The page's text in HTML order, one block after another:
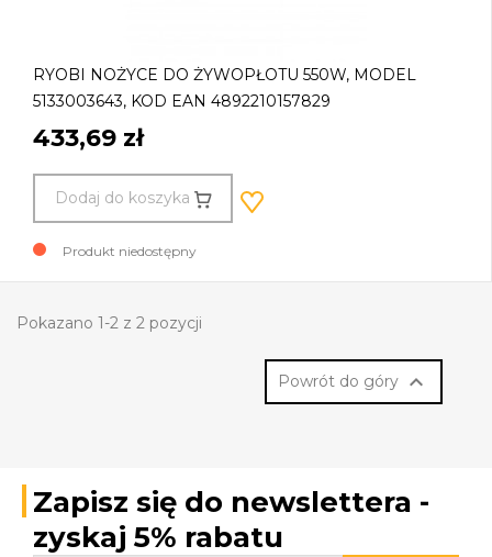
RYOBI NOŻYCE DO ŻYWOPŁOTU 550W, MODEL
5133003643, KOD EAN 4892210157829
433,69 zł
Dodaj do koszyka
Produkt niedostępny
Pokazano 1-2 z 2 pozycji
Powrót do góry 
Zapisz się do newslettera -
zyskaj 5% rabatu